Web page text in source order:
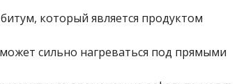
который является продуктом
сильно нагреваться под прямыми